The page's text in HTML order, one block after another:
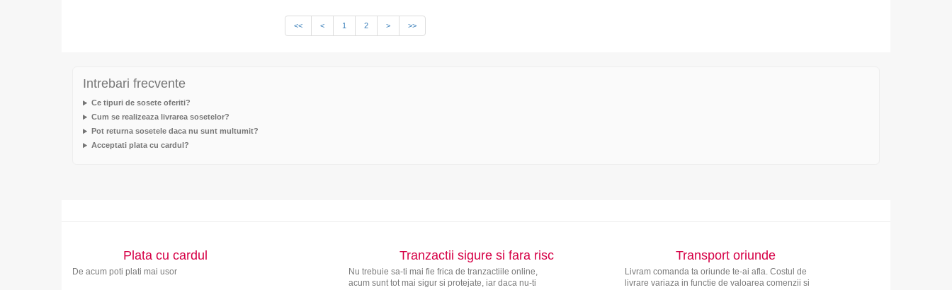
<< < 1 2 > >>
Intrebari frecvente
Ce tipuri de sosete oferiti?
Cum se realizeaza livrarea sosetelor?
Pot returna sosetele daca nu sunt multumit?
Acceptati plata cu cardul?
Plata cu cardul
De acum poti plati mai usor
Tranzactii sigure si fara risc
Nu trebuie sa-ti mai fie frica de tranzactiile online,
acum sunt tot mai sigur si protejate, iar daca nu-ti
Transport oriunde
Livram comanda ta oriunde te-ai afla. Costul de
livrare variaza in functie de valoarea comenzii si